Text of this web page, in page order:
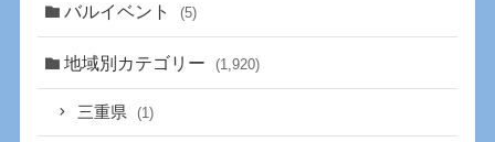
バルイベント (5)
地域別カテゴリー (1,920)
三重県 (1)